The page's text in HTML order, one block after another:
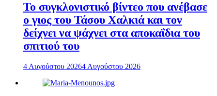
To συγκλονιστικό βίντεο που ανέβασε
ο γιος του Τάσου Χαλκιά και τον
δείχνει να ψάχνει στα αποκαΐδια του
σπιτιού του
4 Αυγούστου 20264 Αυγούστου 2026